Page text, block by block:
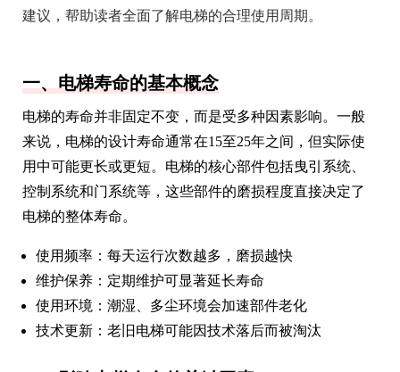
建议，帮助读者全面了解电梯的合理使用周期。
一、电梯寿命的基本概念
电梯的寿命并非固定不变，而是受多种因素影响。一般
来说，电梯的设计寿命通常在15至25年之间，但实际使
用中可能更长或更短。电梯的核心部件包括曳引系统、
控制系统和门系统等，这些部件的磨损程度直接决定了
电梯的整体寿命。
使用频率：每天运行次数越多，磨损越快
维护保养：定期维护可显著延长寿命
使用环境：潮湿、多尘环境会加速部件老化
技术更新：老旧电梯可能因技术落后而被淘汰